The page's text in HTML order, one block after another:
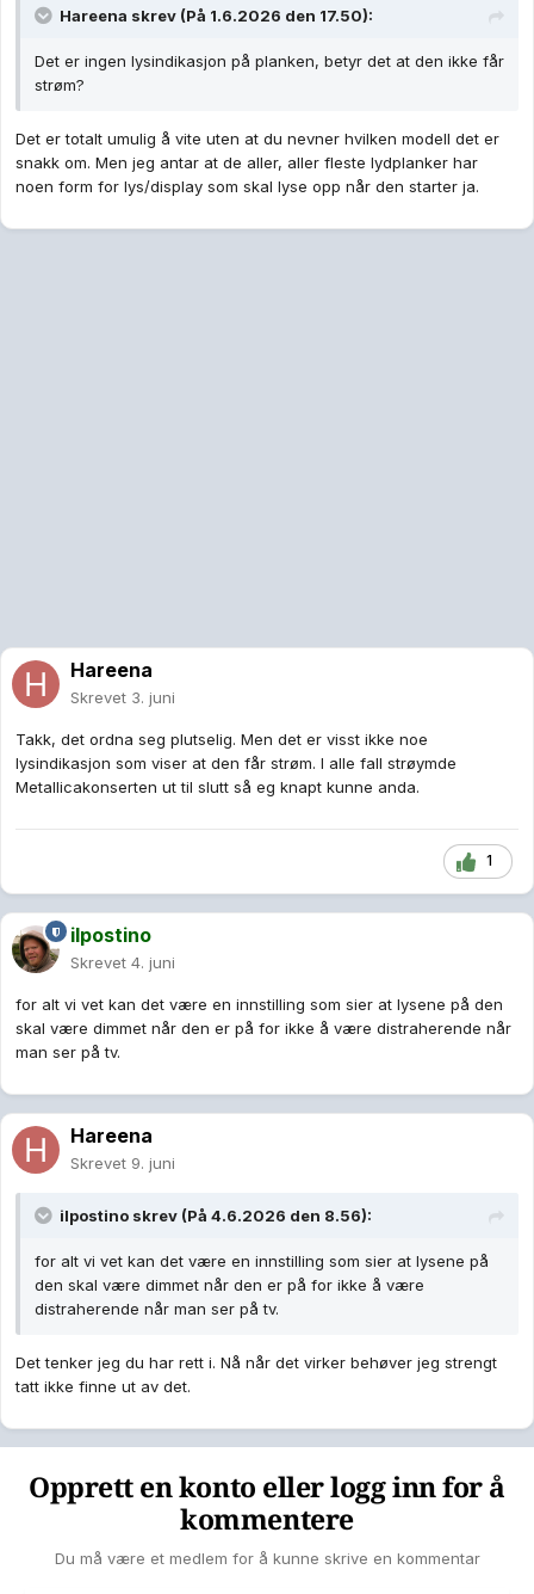
Hareena skrev (På 1.6.2026 den 17.50):
Det er ingen lysindikasjon på planken, betyr det at den ikke får
strøm?
Det er totalt umulig å vite uten at du nevner hvilken modell det er
snakk om. Men jeg antar at de aller, aller fleste lydplanker har
noen form for lys/display som skal lyse opp når den starter ja.
Hareena
Skrevet 3. juni
Takk, det ordna seg plutselig. Men det er visst ikke noe
lysindikasjon som viser at den får strøm. I alle fall strøymde
Metallicakonserten ut til slutt så eg knapt kunne anda.
1
ilpostino
Skrevet 4. juni
for alt vi vet kan det være en innstilling som sier at lysene på den
skal være dimmet når den er på for ikke å være distraherende når
man ser på tv.
Hareena
Skrevet 9. juni
ilpostino skrev (På 4.6.2026 den 8.56):
for alt vi vet kan det være en innstilling som sier at lysene på
den skal være dimmet når den er på for ikke å være
distraherende når man ser på tv.
Det tenker jeg du har rett i. Nå når det virker behøver jeg strengt
tatt ikke finne ut av det.
Opprett en konto eller logg inn for å
kommentere
Du må være et medlem for å kunne skrive en kommentar